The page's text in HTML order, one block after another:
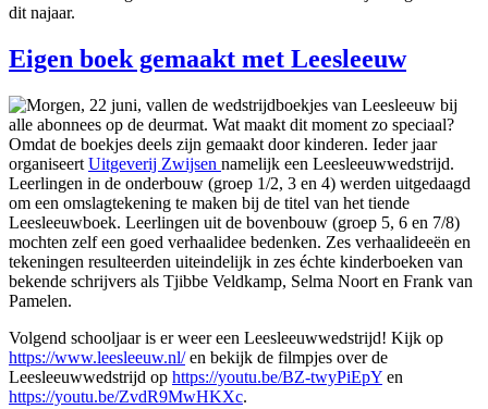
dit najaar.
Eigen boek gemaakt met Leesleeuw
Morgen, 22 juni, vallen de wedstrijdboekjes van Leesleeuw bij
alle abonnees op de deurmat. Wat maakt dit moment zo speciaal?
Omdat de boekjes deels zijn gemaakt door kinderen. Ieder jaar
organiseert Uitgeverij Zwijsen namelijk een Leesleeuwwedstrijd.
Leerlingen in de onderbouw (groep 1/2, 3 en 4) werden uitgedaagd
om een omslagtekening te maken bij de titel van het tiende
Leesleeuwboek. Leerlingen uit de bovenbouw (groep 5, 6 en 7/8)
mochten zelf een goed verhaalidee bedenken. Zes verhaalideeën en
tekeningen resulteerden uiteindelijk in zes échte kinderboeken van
bekende schrijvers als Tjibbe Veldkamp, Selma Noort en Frank van
Pamelen.
Volgend schooljaar is er weer een Leesleeuwwedstrijd! Kijk op
https://www.leesleeuw.nl/en bekijk de filmpjes over de
Leesleeuwwedstrijd op https://youtu.be/BZ-twyPiEpY en
https://youtu.be/ZvdR9MwHKXc.